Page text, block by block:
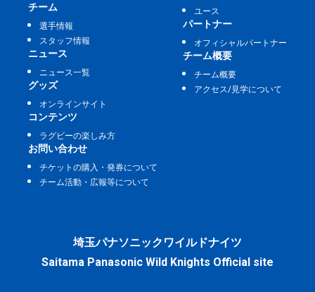
チーム
選手情報
スタッフ情報
ニュース
ニュース一覧
グッズ
オンラインサイト
ユース
パートナー
オフィシャルパートナー
チーム概要
チーム概要
アクセス/見学について
コンテンツ
ラグビーの楽しみ方
お問い合わせ
チケットの購入・発券について
チーム活動・広報等について
埼玉パナソニックワイルドナイツ
Saitama Panasonic Wild Knights Official site